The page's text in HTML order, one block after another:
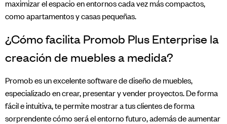
maximizar el espacio en entornos cada vez más compactos,
como apartamentos y casas pequeñas.
¿Cómo facilita Promob Plus Enterprise la
creación de muebles a medida?
Promob es un excelente software de diseño de muebles,
especializado en crear, presentar y vender proyectos. De forma
fácil e intuitiva, te permite mostrar a tus clientes de forma
sorprendente cómo será el entorno futuro, además de aumentar